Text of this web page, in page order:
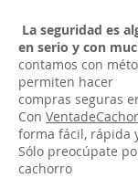
La seguridad es
en serio y con
contamos con
permiten hacer
compras seguras
Con
forma fácil, rápida
Sólo preocúpate
cachorro